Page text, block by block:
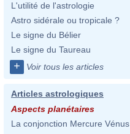
L'utilité de l'astrologie
Astro sidérale ou tropicale ?
Le signe du Bélier
Le signe du Taureau
+ Voir tous les articles
Articles astrologiques
Aspects planétaires
La conjonction Mercure Vénus